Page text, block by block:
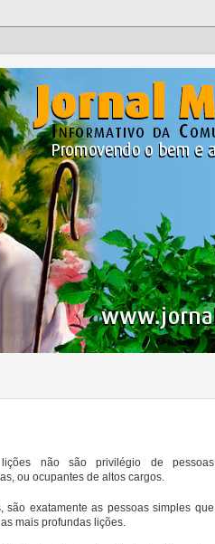
lições não são privilégio de pessoas
ou ocupantes de altos cargos.
são exatamente as pessoas simples que
mais profundas lições.